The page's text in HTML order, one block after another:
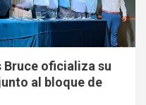
Bruce oficializa su
al bloque de